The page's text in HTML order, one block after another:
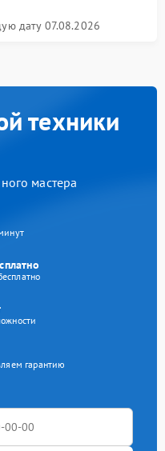
дату 07.08.2026
техники
мастера
гарантию